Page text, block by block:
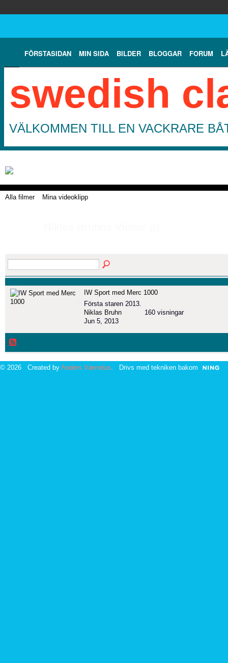
FÖRSTASIDAN MIN SIDA BILDER BLOGGAR FORUM
swedish
VÄLKOMMEN TILL EN VACKRARE
Alla filmer Mina videoklipp
IW Sport med Merc 1000
Första staren 2013.
Niklas Bruhn
Jun 5, 2013
160 visningar
© 2026 Created by Anders Værnéus . Drivs med tekniken bakom